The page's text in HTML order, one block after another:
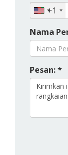
+1
Nama
Pesan: *